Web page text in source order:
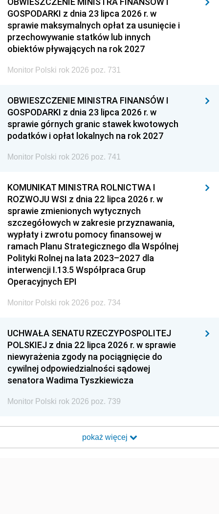
GOSPODARKI z dnia 23 lipca 2026 r. w
sprawie maksymalnych opłat za usunięcie i
przechowywanie statków lub innych
obiektów pływających na rok 2027
Monitor Polski rok 2026 poz. 731
OBWIESZCZENIE MINISTRA FINANSÓW I
GOSPODARKI z dnia 23 lipca 2026 r. w
sprawie górnych granic stawek kwotowych
podatków i opłat lokalnych na rok 2027
Monitor Polski rok 2026 poz. 741
KOMUNIKAT MINISTRA ROLNICTWA I
ROZWOJU WSI z dnia 22 lipca 2026 r. w
sprawie zmienionych wytycznych
szczegółowych w zakresie przyznawania,
wypłaty i zwrotu pomocy finansowej w
ramach Planu Strategicznego dla Wspólnej
Polityki Rolnej na lata 2023–2027 dla
interwencji I.13.5 Współpraca Grup
Operacyjnych EPI
Monitor Polski rok 2026 poz. 734
UCHWAŁA SENATU RZECZYPOSPOLITEJ
POLSKIEJ z dnia 22 lipca 2026 r. w sprawie
niewyrażenia zgody na pociągnięcie do
cywilnej odpowiedzialności sądowej
senatora Wadima Tyszkiewicza
Monitor Polski rok 2026 poz. 739
pokaż więcej